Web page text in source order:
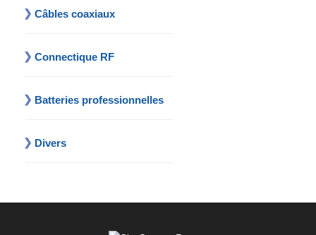
Câbles coaxiaux
Connectique RF
Batteries professionnelles
Divers